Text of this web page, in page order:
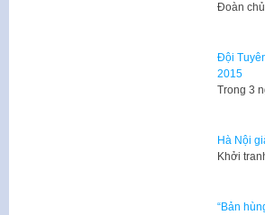
Đoàn
Đội
2015
​Trong 3
Hà Nội
Khởi
“Bản